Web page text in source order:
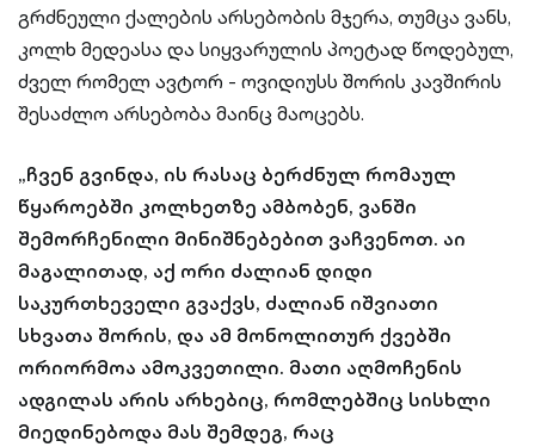
გრძნეული ქალების არსებობის მჯერა, თუმცა ვანს,
კოლხ მედეასა და სიყვარულის პოეტად წოდებულ,
ძველ რომელ ავტორ - ოვიდიუსს შორის კავშირის
შესაძლო არსებობა მაინც მაოცებს.
„ჩვენ გვინდა, ის რასაც ბერძნულ რომაულ
წყაროებში კოლხეთზე ამბობენ, ვანში
შემორჩენილი მინიშნებებით ვაჩვენოთ. აი
მაგალითად, აქ ორი ძალიან დიდი
საკურთხეველი გვაქვს, ძალიან იშვიათი
სხვათა შორის, და ამ მონოლითურ ქვებში
ორიორმოა ამოკვეთილი. მათი აღმოჩენის
ადგილას არის არხებიც, რომლებშიც სისხლი
მიედინებოდა მას შემდეგ, რაც